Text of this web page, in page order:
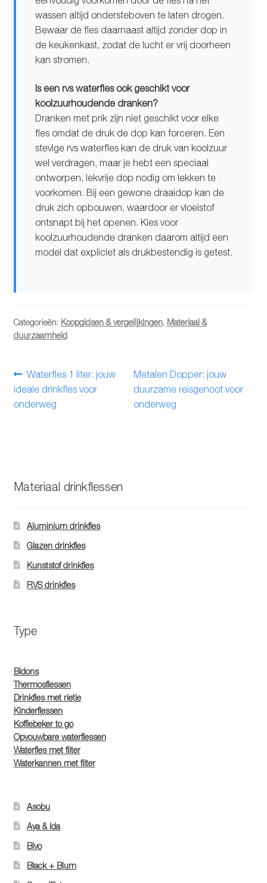
wassen altijd ondersteboven te laten drogen.
Bewaar de fles daarnaast altijd zonder dop in
de keukenkast, zodat de lucht er vrij doorheen
kan stromen.
Is een rvs waterfles ook geschikt voor
koolzuurhoudende dranken?
Dranken met prik zijn niet geschikt voor elke
fles omdat de druk de dop kan forceren. Een
stevige rvs waterfles kan de druk van koolzuur
wel verdragen, maar je hebt een speciaal
ontworpen, lekvrije dop nodig om lekken te
voorkomen. Bij een gewone draaidop kan de
druk zich opbouwen, waardoor er vloeistof
ontsnapt bij het openen. Kies voor
koolzuurhoudende dranken daarom altijd een
model dat expliciet als drukbestendig is getest.
Categorieën: Koopgidsen & vergelijkingen, Materiaal &
duurzaamheid
Bericht
navigatie
Vorig
bericht:
Waterfles 1 liter: jouw
ideale drinkfles voor
onderweg
Volgend
bericht:
Metalen Dopper: jouw
duurzame reisgenoot voor
onderweg
Materiaal drinkflessen
Aluminium drinkfles
Glazen drinkfles
Kunststof drinkfles
RVS drinkfles
Type
Bidons
Thermosflessen
Drinkfles met rietje
Kinderflessen
Koffiebeker to go
Opvouwbare waterflessen
Waterfles met filter
Waterkannen met filter
Asobu
Aya & Ida
Bivo
Black + Blum